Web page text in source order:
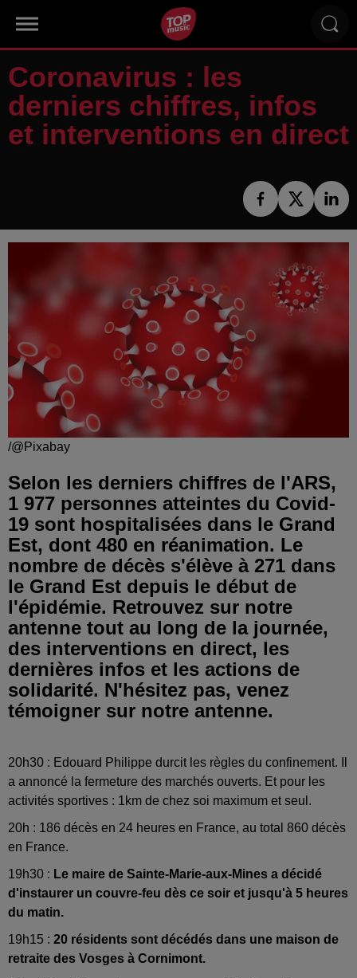
Coronavirus : les
derniers chiffres, infos
et interventions en direct
/@Pixabay
Selon les derniers chiffres de l'ARS,
1 977 personnes atteintes du Covid-
19 sont hospitalisées dans le Grand
Est, dont 480 en réanimation. Le
nombre de décès s'élève à 271 dans
le Grand Est depuis le début de
l'épidémie. Retrouvez sur notre
antenne tout au long de la journée,
des interventions en direct, les
dernières infos et les actions de
solidarité. N'hésitez pas, venez
témoigner sur notre antenne.
20h30 : Edouard Philippe durcit les règles du confinement. Il
a annoncé la fermeture des marchés ouverts. Et pour les
activités sportives : 1km de chez soi maximum et seul.
20h : 186 décès en 24 heures en France, au total 860 décès
en France.
19h30 : Le maire de Sainte-Marie-aux-Mines a décidé
d'instaurer un couvre-feu dès ce soir et jusqu'à 5 heures
du matin.
19h15 : 20 résidents sont décédés dans une maison de
retraite des Vosges à Cornimont.